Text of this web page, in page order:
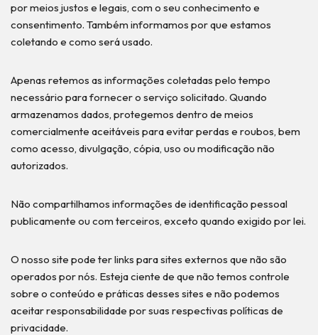
por meios justos e legais, com o seu conhecimento e
consentimento. Também informamos por que estamos
coletando e como será usado.
Apenas retemos as informações coletadas pelo tempo
necessário para fornecer o serviço solicitado. Quando
armazenamos dados, protegemos dentro de meios
comercialmente aceitáveis ​​para evitar perdas e roubos, bem
como acesso, divulgação, cópia, uso ou modificação não
autorizados.
Não compartilhamos informações de identificação pessoal
publicamente ou com terceiros, exceto quando exigido por lei.
O nosso site pode ter links para sites externos que não são
operados por nós. Esteja ciente de que não temos controle
sobre o conteúdo e práticas desses sites e não podemos
aceitar responsabilidade por suas respectivas políticas de
privacidade.